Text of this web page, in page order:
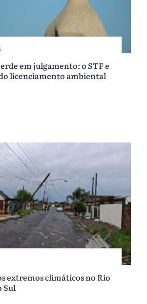
em julgamento: o STF e
licenciamento ambiental
extremos climáticos no Rio
Sul